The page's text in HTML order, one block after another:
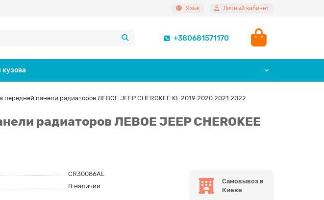
Язык Личный кабинет
+380681571170
кузова
панели радиаторов ЛЕВОЕ JEEP CHEROKEE KL 2019 2020 2021 2022
радиаторов ЛЕВОЕ JEEP CHEROKEE
CR30086AL
В наличии
Самовывоз в
Киеве